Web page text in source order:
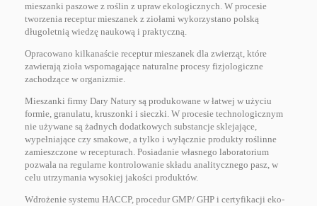
mieszanki paszowe z roślin z upraw ekologicznych. W procesie
tworzenia receptur mieszanek z ziołami wykorzystano polską
długoletnią wiedzę naukową i praktyczną.
Opracowano kilkanaście receptur mieszanek dla zwierząt, które
zawierają zioła wspomagające naturalne procesy fizjologiczne
zachodzące w organizmie.
Mieszanki firmy Dary Natury są produkowane w łatwej w użyciu
formie, granulatu, kruszonki i sieczki. W procesie technologicznym
nie używane są żadnych dodatkowych substancje sklejające,
wypełniające czy smakowe, a tylko i wyłącznie produkty roślinne
zamieszczone w recepturach. Posiadanie własnego laboratorium
pozwala na regularne kontrolowanie składu analitycznego pasz, w
celu utrzymania wysokiej jakości produktów.
Wdrożenie systemu HACCP, procedur GMP/ GHP i certyfikacji eko-